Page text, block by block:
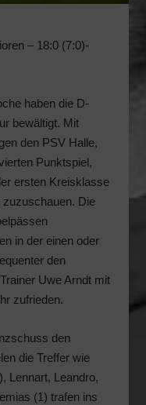
– 18:0 (7:0)-
haben die D-
bewältigt. Mit
den PSV Halle,
Punktspiel,
ersten Kreisklasse
zuzuschauen. Die
in der einen oder
den
Uwe Arndt mit
zufrieden.
den
die Treffer wie
Lennart, Leandro,
(1) trafen ins